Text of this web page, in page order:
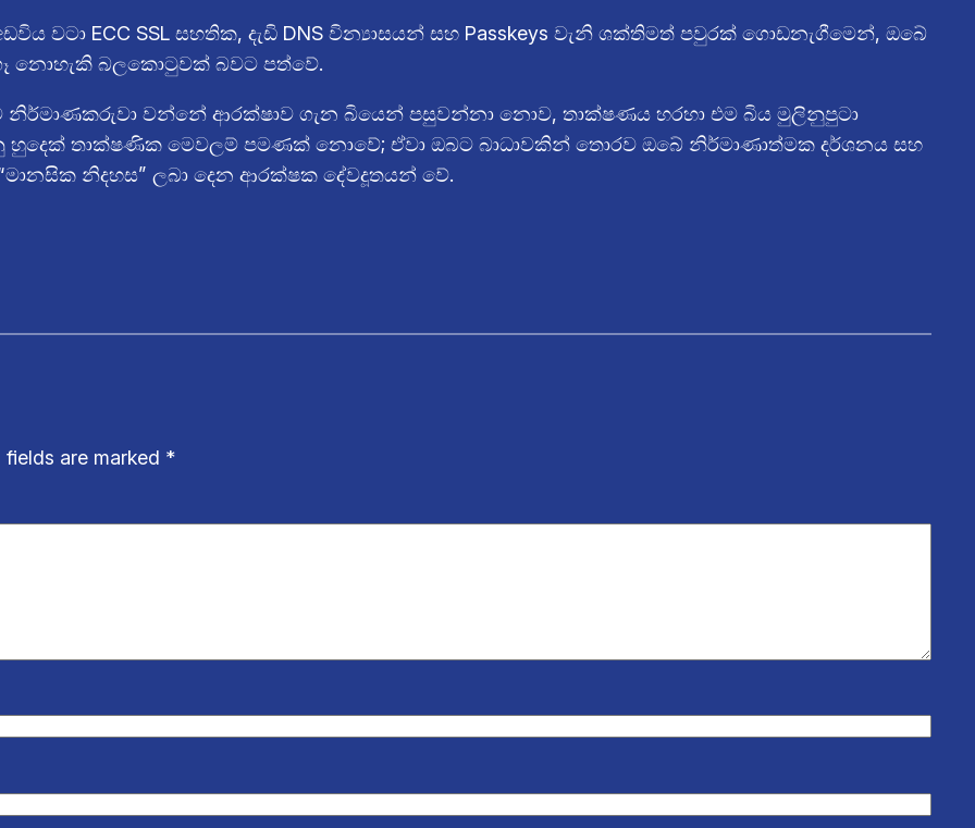
වටා ECC SSL සහතික, දැඩි DNS වින්‍යාසයන් සහ Passkeys වැනි ශක්තිමත් පවුරක් ගොඩනැගීමෙන්, ඔබේ
නොහැකි බලකොටුවක් බවට පත්වේ.
නිර්මාණකරුවා වන්නේ ආරක්ෂාව ගැන බියෙන් පසුවන්නා නොව, තාක්ෂණය හරහා එම බිය මුලිනුපුටා
යනු හුදෙක් තාක්ෂණික මෙවලම් පමණක් නොවේ; ඒවා ඔබට බාධාවකින් තොරව ඔබේ නිර්මාණාත්මක දර්ශනය සහ
නිදහස” ලබා දෙන ආරක්ෂක දේවදූතයන් වේ.
fields are marked *